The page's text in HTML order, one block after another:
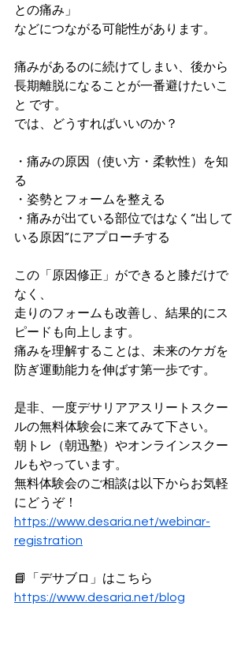
との痛み」
などにつながる可能性があります。
痛みがあるのに続けてしまい、後から
長期離脱になることが一番避けたいこ
と です。
では、どうすればいいのか？
・痛みの原因（使い方・柔軟性）を知
る
・姿勢とフォームを整える
・痛みが出ている部位ではなく“出して
いる原因”にアプローチする
この「原因修正」ができると膝だけで
なく、
走りのフォームも改善し、結果的にス
ピードも向上します。
痛みを理解することは、未来のケガを
防ぎ運動能力を伸ばす第一歩です。
是非、一度デサリアアスリートスクー
ルの無料体験会に来てみて下さい。
朝トレ（朝迅塾）やオンラインスクー
ルもやっています。
無料体験会のご相談は以下からお気軽
にどうぞ！
https://www.desaria.net/webinar-
registration
📘「デサブロ」はこちら
https://www.desaria.net/blog